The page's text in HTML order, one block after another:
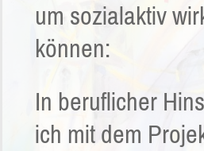
um sozialaktiv
können:
In beruflicher
ich mit dem